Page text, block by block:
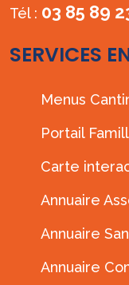
Tél : 03 85 89
SERVICES
Menus
Portail
Carte
Annuaire
Annuaire
Annuaire